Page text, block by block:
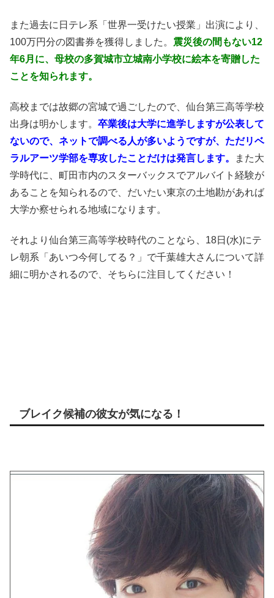
また過去に日テレ系「世界一受けたい授業」出演により、
100万円分の図書券を獲得しました。 震災後の間もない12
年6月に、母校の多賀城市立城南小学校に絵本を寄贈した
ことを知られます。
高校までは故郷の宮城で過ごしたので、仙台第三高等学校
出身は明かします。 卒業後は大学に進学しますが公表して
ないので、ネットで調べる人が多いようですが、ただリベ
ラルアーツ学部を専攻したことだけは発言します。
また大
学時代に、町田市内のスターバックスでアルバイト経験が
あることを知られるので、だいたい東京の土地勘があれば
大学か察せられる地域になります。
それより仙台第三高等学校時代のことなら、18日(水)にテ
レ朝系「あいつ今何してる？」で千葉雄大さんについて詳
細に明かされるので、そちらに注目してください！
ブレイク候補の彼女が気になる！